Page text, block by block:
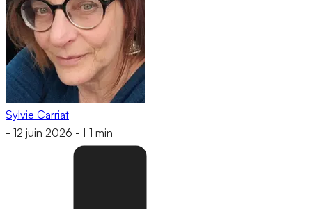
Sylvie Carriat
- 12 juin 2026 - 1 min